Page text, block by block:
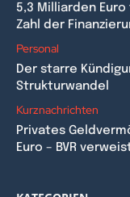
5,3 Milliarden
Zahl der
Personal
Der starre
Strukturwandel
Kurznachrichten
Privates
Euro – BVR